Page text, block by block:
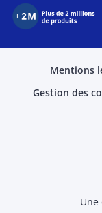
Mentions
Gestion des